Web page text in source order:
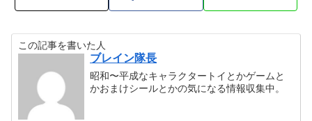
この記事を書いた人
ブレイン隊長
昭和〜平成なキャラクタートイとかゲームと
かおまけシールとかの気になる情報収集中。